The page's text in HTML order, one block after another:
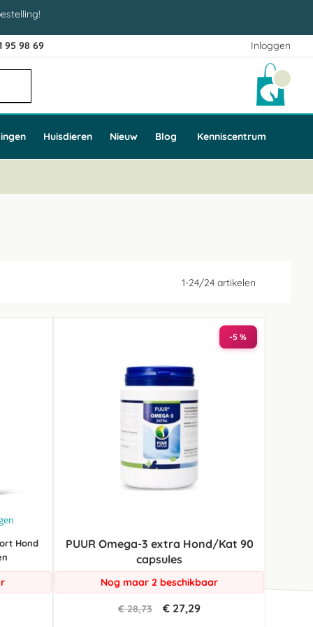
Inloggen
95 98 69
Huisdieren Nieuw Blog Kenniscentrum
1-24/24 artikelen
Hond
-5 %
PUUR Omega-3 extra Hond/Kat 90
capsules
Nog maar 2 beschikbaar
€ 28,73 € 27,29